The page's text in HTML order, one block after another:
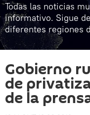
Todas las noticias
informativo. Sigue
diferentes regiones
Gobierno
de
de la